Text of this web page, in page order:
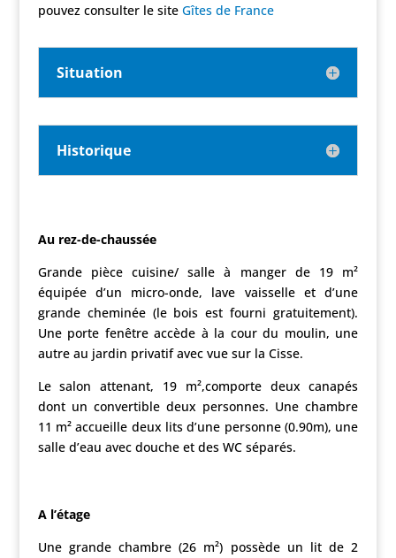
pouvez consulter le site Gîtes de France
Situation
Historique
Au rez-de-chaussée
Grande pièce cuisine/ salle à manger de 19 m²
équipée d’un micro-onde, lave vaisselle et d’une
grande cheminée (le bois est fourni gratuitement).
Une porte fenêtre accède à la cour du moulin, une
autre au jardin privatif avec vue sur la Cisse.
Le salon attenant, 19 m²,comporte deux canapés
dont un convertible deux personnes. Une chambre
11 m² accueille deux lits d’une personne (0.90m), une
salle d’eau avec douche et des WC séparés.
A l’étage
Une grande chambre (26 m²) possède un lit de 2